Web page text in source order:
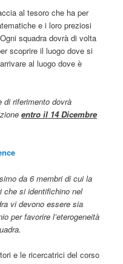
al tesoro che ha per
e i loro preziosi
squadra dovrà di volta
scoprire il luogo dove si
al luogo dove è
di riferimento dovrà
entro il 14 Dicembre
da 6 membri di cui la
che si identifichino nel
vi devono essere sia
per favorire l’eterogeneità
e le ricercatrici del corso